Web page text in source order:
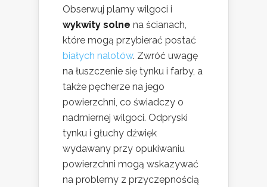
Obserwuj plamy wilgoci i
wykwity solne na ścianach,
które mogą przybierać postać
białych nalotów. Zwróć uwagę
na łuszczenie się tynku i farby, a
także pęcherze na jego
powierzchni, co świadczy o
nadmiernej wilgoci. Odpryski
tynku i głuchy dźwięk
wydawany przy opukiwaniu
powierzchni mogą wskazywać
na problemy z przyczepnością